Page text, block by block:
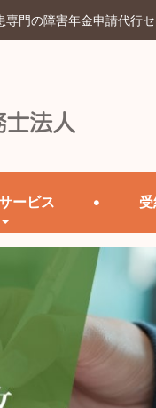
門の障害年金申請代行
ービス 受